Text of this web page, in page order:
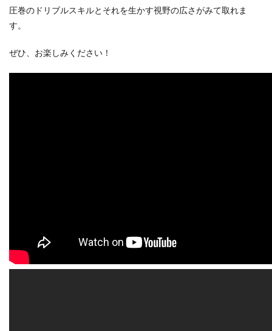
圧巻のドリブルスキルとそれを生かす視野の広さがみて取れま
す。
ぜひ、お楽しみください！